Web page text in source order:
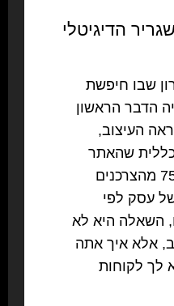
הדיגיטלי
שבו חיפשת
הדבר הראשון
העיצוב,
שהאתר
העביר. בעולם שבו 75% מהצרכנים
עסק לפי
השאלה היא לא
אלא איך אתה
לך לקוחות